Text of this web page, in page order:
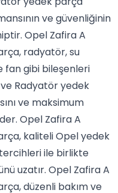
ve güvenliğinin
Opel Zafira A
radyatör, su
fan gibi bileşenleri
Radyatör yedek
ve maksimum
Opel Zafira A
kaliteli Opel yedek
ile birlikte
uzatır. Opel Zafira A
düzenli bakım ve